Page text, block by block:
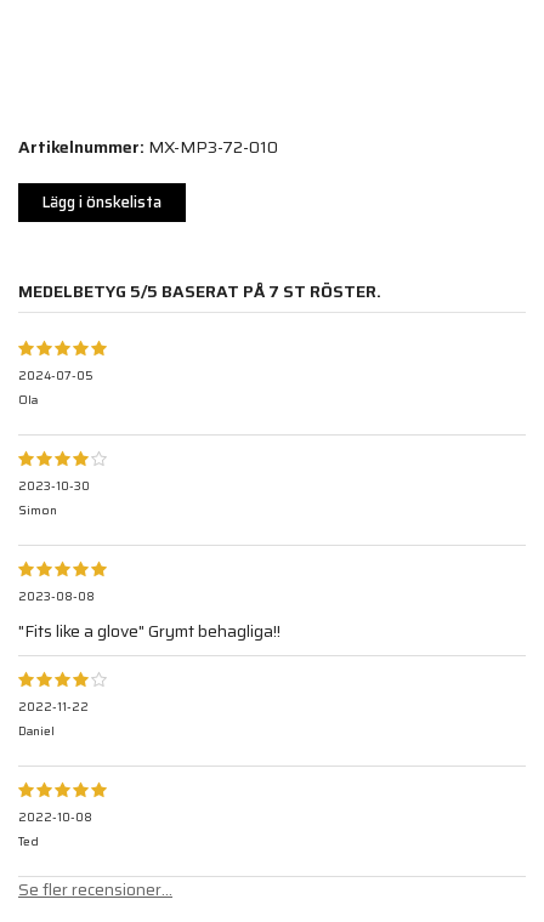
Artikelnummer: MX-MP3-72-010
Lägg i önskelista
MEDELBETYG 5/5 BASERAT PÅ7 ST RÖSTER.
2024-07-05
Ola
2023-10-30
Simon
2023-08-08
"Fits like a glove" Grymt behagliga!!
2022-11-22
Daniel
2022-10-08
Ted
Se fler recensioner...